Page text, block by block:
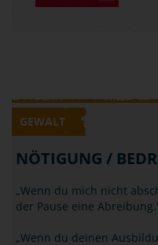
GEWALT
NÖTIGUNG /
„Wenn du mich nicht
der Pause eine
„Wenn du deinen